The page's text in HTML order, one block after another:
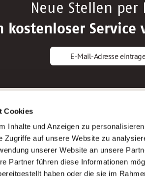
Cookies
Inhalte und Anzeigen zu
Zugriffe auf unsere Website zu
unserer Website an unsere
Partner führen diese Informationen
haben oder die sie im
Neue Stellen per
kostenloser Service
E-Mail-Adresse
Altenpfleger*in
Krankenpfleger*in
Altenpflegehelfer*in
Erzieher*in
AWO
Sitemap